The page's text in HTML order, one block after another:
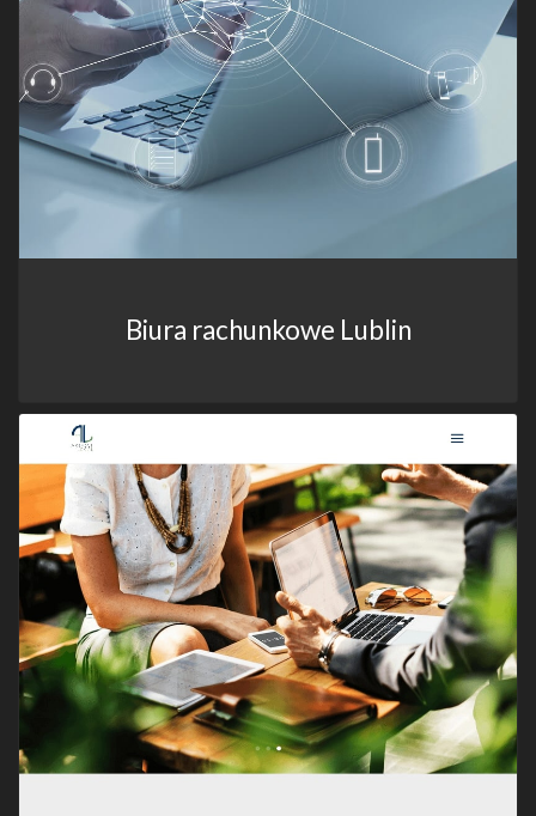
Biura rachunkowe Lublin